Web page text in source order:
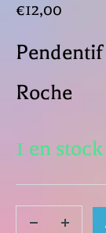
€12,00
Roche
1 en stock